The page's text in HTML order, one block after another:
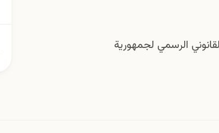
الرسمي لجمهورية